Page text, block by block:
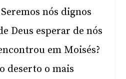
nós dignos
Deus esperar de nós
em Moisés?
deserto o mais